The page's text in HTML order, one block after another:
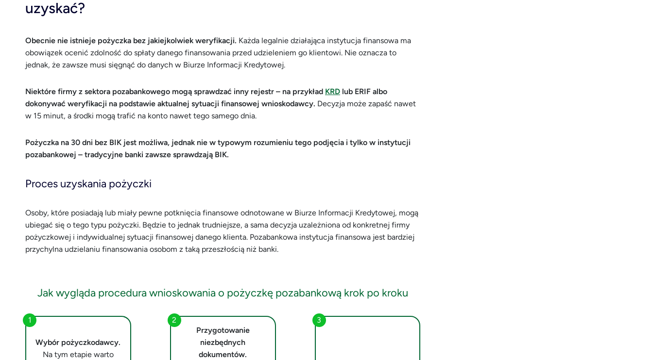
uzyskać?
Obecnie nie istnieje pożyczka bez jakiejkolwiek weryfikacji. Każda legalnie działająca instytucja finansowa ma
obowiązek ocenić zdolność do spłaty danego finansowania przed udzieleniem go klientowi. Nie oznacza to
jednak, że zawsze musi sięgnąć do danych w Biurze Informacji Kredytowej.
Niektóre firmy z sektora pozabankowego mogą sprawdzać inny rejestr – na przykład KRD lub ERIF albo
dokonywać weryfikacji na podstawie aktualnej sytuacji finansowej wnioskodawcy. Decyzja może zapaść nawet
w 15 minut, a środki mogą trafić na konto nawet tego samego dnia.
Pożyczka na 30 dni bez BIK jest możliwa, jednak nie w typowym rozumieniu tego podjęcia i tylko w instytucji
pozabankowej – tradycyjne banki zawsze sprawdzają BIK.
Proces uzyskania pożyczki
Osoby, które posiadają lub miały pewne potknięcia finansowe odnotowane w Biurze Informacji Kredytowej, mogą
ubiegać się o tego typu pożyczki. Będzie to jednak trudniejsze, a sama decyzja uzależniona od konkretnej firmy
pożyczkowej i indywidualnej sytuacji finansowej danego klienta. Pozabankowa instytucja finansowa jest bardziej
przychylna udzielaniu finansowania osobom z taką przeszłością niż banki.
Jak wygląda procedura wnioskowania o pożyczkę pozabankową krok po kroku
Wybór pożyczkodawcy.
Na tym etapie warto
Przygotowanie
niezbędnych
dokumentów.